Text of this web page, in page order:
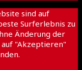
sind auf
Surferlebnis zu
Änderung der
"Akzeptieren"